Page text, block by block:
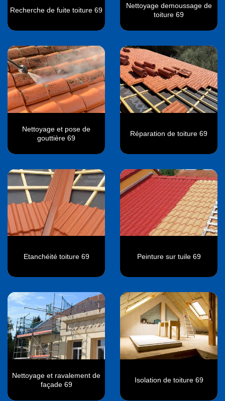
Recherche de fuite toiture 69
Nettoyage demoussage de
toiture 69
Nettoyage et pose de
gouttière 69
Réparation de toiture 69
Etanchéité toiture 69 Peinture sur tuile 69
Nettoyage et ravalement de
façade 69
Isolation de toiture 69